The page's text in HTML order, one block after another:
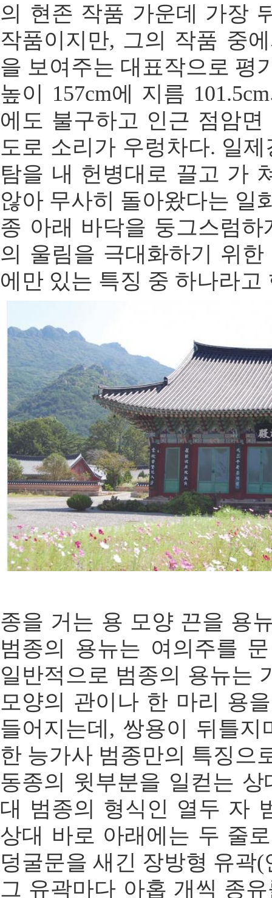
의 현존 작품 가운데 가장
작품이지만, 그의 작품 중
을 보여주는 대표작으로 평
높이 157cm에 지름
에도 불구하고 인근 점암
도로 소리가 우렁차다. 일
탐을 내 헌병대로 끌고 가
않아 무사히 돌아왔다는 일
종 아래 바닥을 둥그스럼
의 울림을 극대화하기 위
에만 있는 특징 중 하나라고
종을 거는 용 모양 끈을 용
범종의 용뉴는 여의주를
일반적으로 범종의 용뉴는
모양의 관이나 한 마리 용
들어지는데, 쌍용이 뒤틀
한 능가사 범종만의 특징으
동종의 윗부분을 일컫는
대 범종의 형식인 열두 자
상대 바로 아래에는 두 줄
덩굴문을 새긴 장방형 유곽
그 유곽마다 아홉 개씩 종